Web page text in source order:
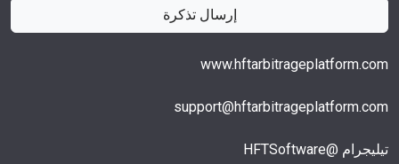
إرسال تذكرة
www.hftarbitrageplatform.com
support@hftarbitrageplatform.com
تيليجرام @HFTSoftware